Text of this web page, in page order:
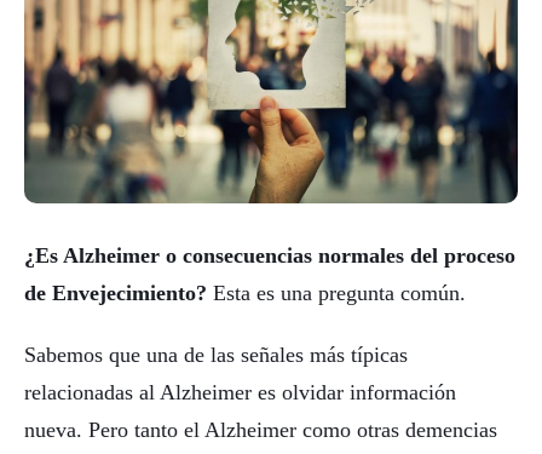
¿Es Alzheimer o consecuencias normales del proceso
de Envejecimiento? Esta es una pregunta común.
Sabemos que una de las señales más típicas
relacionadas al Alzheimer es olvidar información
nueva. Pero tanto el Alzheimer como otras demencias